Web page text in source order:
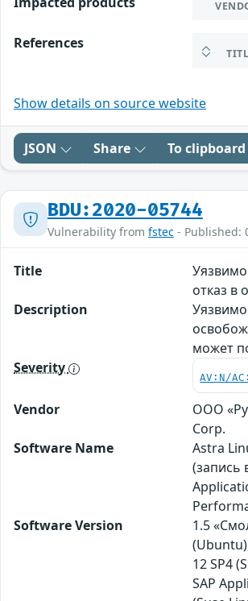
References
Show details on source website
JSON Share To clipboard
BDU:2020-05744
Vulnerability from fstec - Published:
Title
отказ в
Description
может
Severity
AV:N/
Vendor
ООО
Corp.
Software Name
Astra
(запись
Software Version
1.5
12 SP4
SAP